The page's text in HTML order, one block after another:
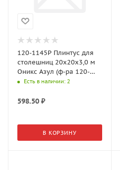
120-1145P Плинтус для
столешниц 20х20х3,0 м
Оникс Азул (ф-ра 120-
153, 33-077)
Есть в наличии: 2
598.50 ₽
В КОРЗИНУ